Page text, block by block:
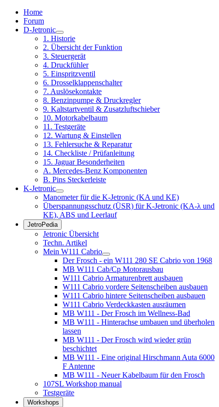
Home
Forum
D-Jetronic
1. Historie
2. Übersicht der Funktion
3. Steuergerät
4. Druckfühler
5. Einspritzventil
6. Drosselklappenschalter
7. Auslösekontakte
8. Benzinpumpe & Druckregler
9. Kaltstartventil & Zusatzluftschieber
10. Motorkabelbaum
11. Testgeräte
12. Wartung & Einstellen
13. Fehlersuche & Reparatur
14. Checkliste / Prüfanleitung
15. Jaguar Besonderheiten
A. Mercedes-Benz Komponenten
B. Pins Steckerleiste
K-Jetronic
Manometer für die K-Jetronic (KA und KE)
Überspannungsschutz (ÜSR) für K-Jetronic (KA-λ und
KE), ABS und Leerlauf
JetroPedia
Jetronic Übersicht
Techn. Artikel
Mein W111 Cabrio
Der Frosch - ein W111 280 SE Cabrio von 1968
MB W111 Cab/Cp Motorausbau
W111 Cabrio Armaturenbrett ausbauen
W111 Cabrio vordere Seitenscheiben ausbauen
W111 Cabrio hintere Seitenscheiben ausbauen
W111 Cabrio Verdeckkasten ausräumen
MB W111 - Der Frosch im Wellness-Bad
MB W111 - Hinterachse umbauen und überholen
lassen
MB W111 - Der Frosch wird wieder grün
beschichtet
MB W111 - Eine original Hirschmann Auta 6000
F Antenne
MB W111 - Neuer Kabelbaum für den Frosch
107SL Workshop manual
Testgeräte
Workshops